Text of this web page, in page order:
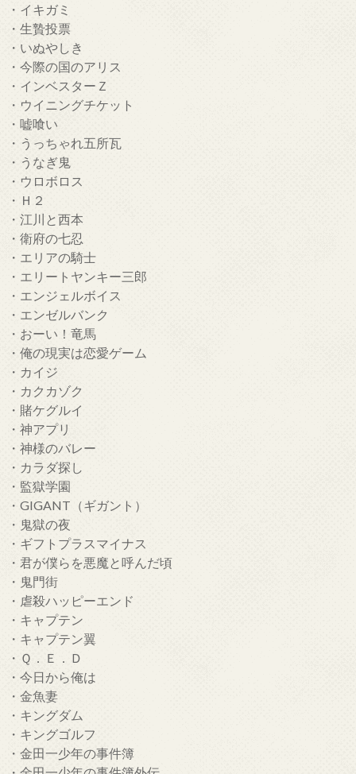
・イキガミ
・生贄投票
・いぬやしき
・今際の国のアリス
・インベスターＺ
・ウイニングチケット
・嘘喰い
・うっちゃれ五所瓦
・うなぎ鬼
・ウロボロス
・Ｈ２
・江川と西本
・衛府の七忍
・エリアの騎士
・エリートヤンキー三郎
・エンジェルボイス
・エンゼルバンク
・おーい！竜馬
・俺の現実は恋愛ゲーム
・カイジ
・カクカゾク
・賭ケグルイ
・神アプリ
・神様のバレー
・カラダ探し
・監獄学園
・GIGANT（ギガント）
・鬼獄の夜
・ギフトプラスマイナス
・君が僕らを悪魔と呼んだ頃
・鬼門街
・虐殺ハッピーエンド
・キャプテン
・キャプテン翼
・Ｑ．Ｅ．Ｄ
・今日から俺は
・金魚妻
・キングダム
・キングゴルフ
・金田一少年の事件簿